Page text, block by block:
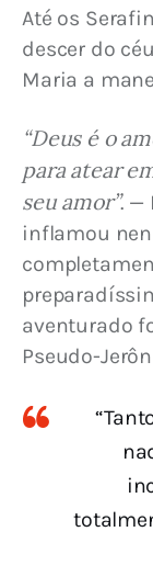
Até os
descer do
Maria a
“Deus é o
para atear
seu amor”. —
inflamou
aventurado
Pseudo-